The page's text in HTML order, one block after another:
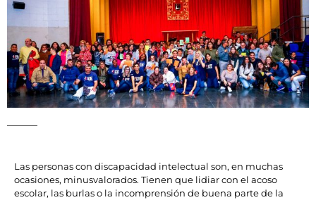
Las personas con discapacidad intelectual son, en muchas
ocasiones, minusvalorados. Tienen que lidiar con el acoso
escolar, las burlas o la incomprensión de buena parte de la